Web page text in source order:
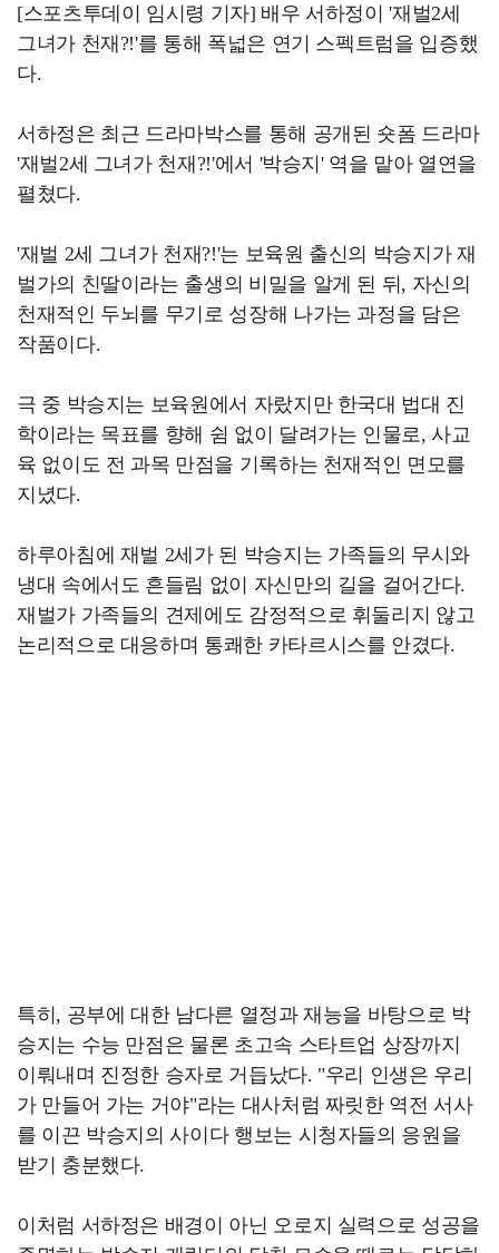
[스포츠투데이 임시령 기자] 배우 서하정이 '재벌2세
그녀가 천재?!'를 통해 폭넓은 연기 스펙트럼을 입증했
다.
서하정은 최근 드라마박스를 통해 공개된 숏폼 드라마
'재벌2세 그녀가 천재?!'에서 '박승지' 역을 맡아 열연을
펼쳤다.
'재벌 2세 그녀가 천재?!'는 보육원 출신의 박승지가 재
벌가의 친딸이라는 출생의 비밀을 알게 된 뒤, 자신의
천재적인 두뇌를 무기로 성장해 나가는 과정을 담은
작품이다.
극 중 박승지는 보육원에서 자랐지만 한국대 법대 진
학이라는 목표를 향해 쉼 없이 달려가는 인물로, 사교
육 없이도 전 과목 만점을 기록하는 천재적인 면모를
지녔다.
하루아침에 재벌 2세가 된 박승지는 가족들의 무시와
냉대 속에서도 흔들림 없이 자신만의 길을 걸어간다.
재벌가 가족들의 견제에도 감정적으로 휘둘리지 않고
논리적으로 대응하며 통쾌한 카타르시스를 안겼다.
특히, 공부에 대한 남다른 열정과 재능을 바탕으로 박
승지는 수능 만점은 물론 초고속 스타트업 상장까지
이뤄내며 진정한 승자로 거듭났다. "우리 인생은 우리
가 만들어 가는 거야"라는 대사처럼 짜릿한 역전 서사
를 이끈 박승지의 사이다 행보는 시청자들의 응원을
받기 충분했다.
이처럼 서하정은 배경이 아닌 오로지 실력으로 성공을